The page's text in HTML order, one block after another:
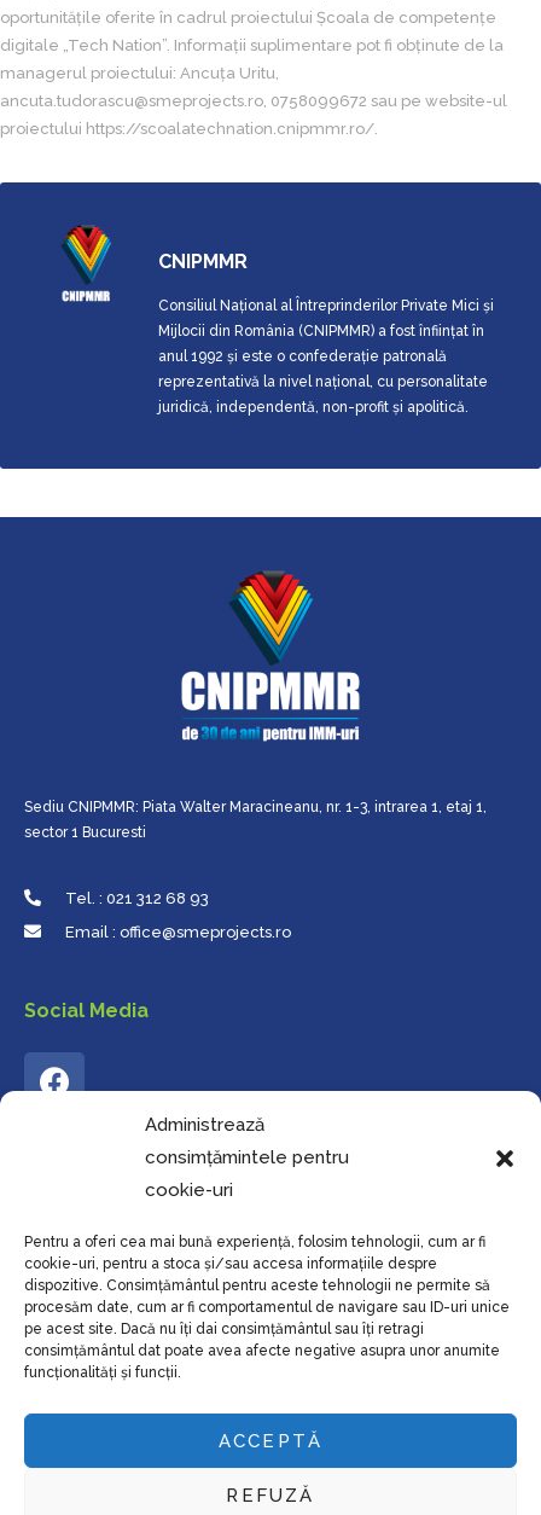
Administrează
consimțămintele pentru
cookie-uri
Pentru a oferi cea mai bună experiență, folosim tehnologii, cum ar fi
cookie-uri, pentru a stoca și/sau accesa informațiile despre
dispozitive. Consimțământul pentru aceste tehnologii ne permite să
procesăm date, cum ar fi comportamentul de navigare sau ID-uri unice
pe acest site. Dacă nu îți dai consimțământul sau îți retragi
consimțământul dat poate avea afecte negative asupra unor anumite
funcționalități și funcții.
ACCEPTĂ
REFUZĂ
oportunitățile oferite în cadrul proiectului Școala de competențe
digitale „Tech Nation”. Informații suplimentare pot fi obținute de la
managerul proiectului: Ancuța Uritu,
ancuta.tudorascu@smeprojects.ro, 0758099672 sau pe website-ul
proiectului https://scoalatechnation.cnipmmr.ro/.
CNIPMMR
Consiliul Naţional al Întreprinderilor Private Mici şi
Mijlocii din România (CNIPMMR) a fost înfiinţat în
anul 1992 şi este o confederaţie patronală
reprezentativă la nivel național, cu personalitate
juridică, independentă, non-profit şi apolitică.
Sediu CNIPMMR: Piata Walter Maracineanu, nr. 1-3, intrarea 1, etaj 1,
sector 1 Bucuresti
Tel. : 021 312 68 93
Email : office@smeprojects.ro
Social Media
Acasă
Proiect
Grup Țintă
Cursuri